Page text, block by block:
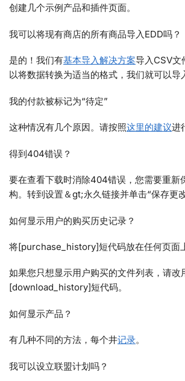
创建几个示例产品和插件页面。
我可以将现有商店的所有商品导入EDD吗？
是的！我们有基本导入解决方案导入CSV文
以将数据转换为适当的格式，我们就可以导
我的付款被标记为“待定”
这种情况有几个原因。请按照这里的建议进
得到404错误？
要在查看下载时消除404错误，您需要重新
构。转到设置＆gt;永久链接并单击“保存更改
如何显示用户的购买历史记录？
将[purchase_history]短代码放在任何页面
如果您只想显示用户购买的文件列表，请改
[download_history]短代码。
如何显示产品？
有几种不同的方法，每个井记录。
我可以设立联盟计划吗？